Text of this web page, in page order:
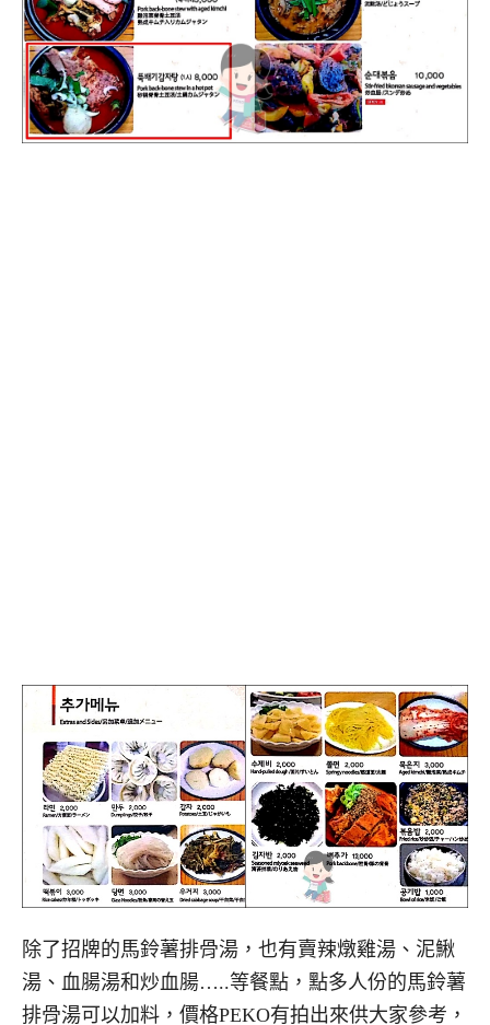
除了招牌的馬鈴薯排骨湯，也有賣辣燉雞湯、泥鰍
湯、血腸湯和炒血腸…..等餐點，點多人份的馬鈴薯
排骨湯可以加料，價格PEKO有拍出來供大家參考，